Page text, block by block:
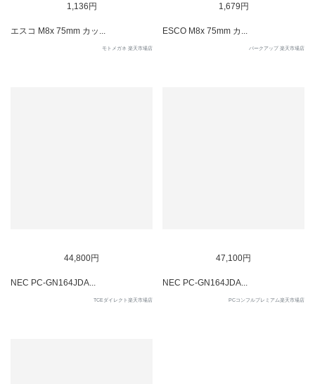
1,136円
エスコ M8x 75mm カッ...
モトメガネ 楽天市場店
1,679円
ESCO M8x 75mm カ...
パークアップ 楽天市場店
44,800円
NEC PC-GN164JDA...
TCEダイレクト楽天市場店
47,100円
NEC PC-GN164JDA...
PCコンフルプレミアム楽天市場店